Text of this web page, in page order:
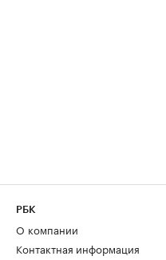
РБК
О компании
Контактная информация